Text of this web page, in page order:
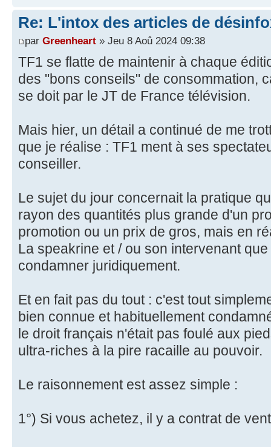
Re: L'intox des articles de
par Greenheart » Jeu 8 Aoû 2024 09:38
TF1 se flatte de maintenir à chaque
des "bons conseils" de consommation,
se doit par le JT de France télévision.
Mais hier, un détail a continué de me
que je réalise : TF1 ment à ses
conseiller.
Le sujet du jour concernait la pratique
rayon des quantités plus grande d'un
promotion ou un prix de gros, mais en
La speakrine et / ou son intervenant
condamner juridiquement.
Et en fait pas du tout : c'est tout
bien connue et habituellement
le droit français n'était pas foulé aux
ultra-riches à la pire racaille au pouvoir.
Le raisonnement est assez simple :
1°) Si vous achetez, il y a contrat de